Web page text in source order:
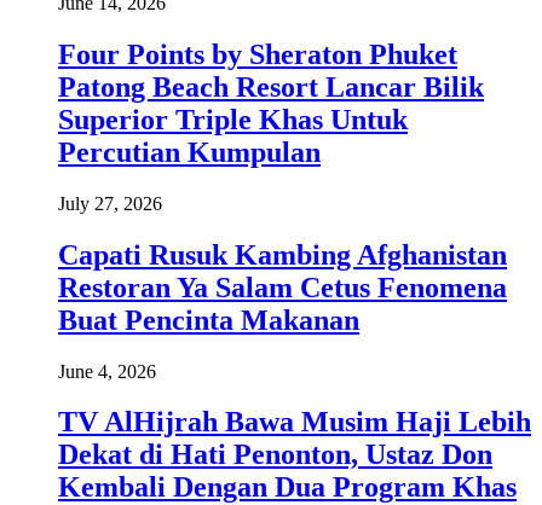
Four Points by Sheraton Phuket
Patong Beach Resort Lancar Bilik
Superior Triple Khas Untuk
Percutian Kumpulan
July 27, 2026
Capati Rusuk Kambing Afghanistan
Restoran Ya Salam Cetus Fenomena
Buat Pencinta Makanan
June 4, 2026
TV AlHijrah Bawa Musim Haji Lebih
Dekat di Hati Penonton, Ustaz Don
Kembali Dengan Dua Program Khas